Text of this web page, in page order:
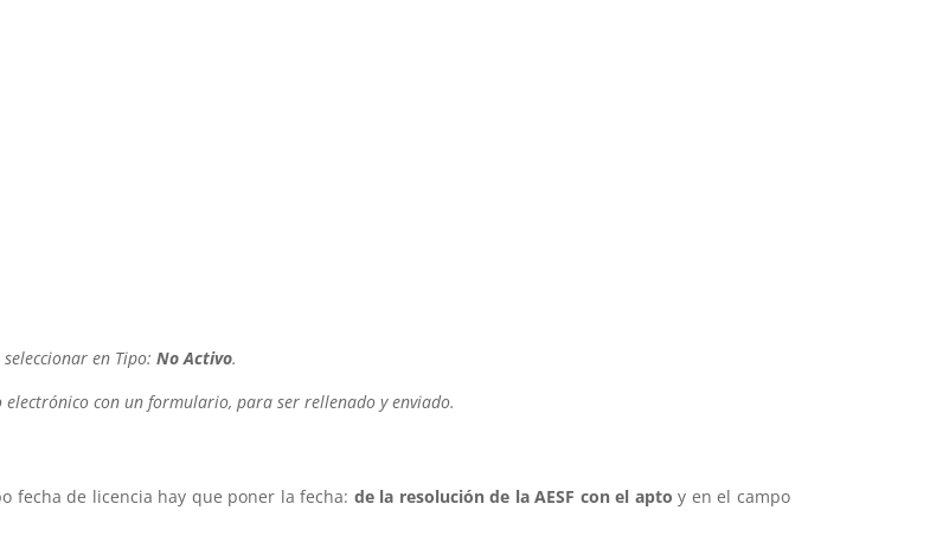
en Tipo:No Activo.
con un formulario, para ser rellenado y enviado.
fecha de licencia hay que poner la fecha: de la resolución de la AESF con el apto y en el campo